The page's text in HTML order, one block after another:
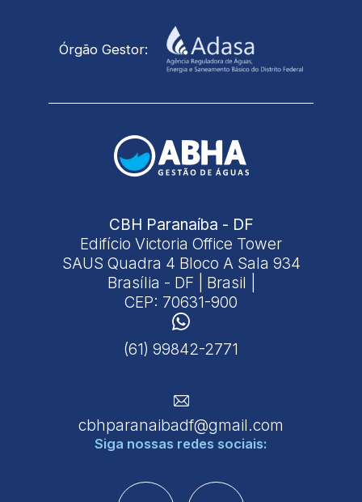
Órgão Gestor:
CBH Paranaíba - DF
Edifício Victoria Office Tower
SAUS Quadra 4 Bloco A Sala 934
Brasília - DF | Brasil |
CEP: 70631-900
(61) 99842-2771
cbhparanaibadf@gmail.com
Siga nossas redes sociais: